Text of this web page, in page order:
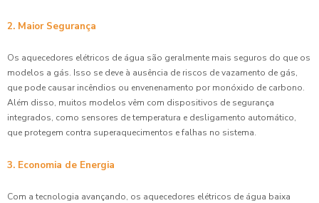
2. Maior Segurança
Os aquecedores elétricos de água são geralmente mais seguros do que os
modelos a gás. Isso se deve à ausência de riscos de vazamento de gás,
que pode causar incêndios ou envenenamento por monóxido de carbono.
Além disso, muitos modelos vêm com dispositivos de segurança
integrados, como sensores de temperatura e desligamento automático,
que protegem contra superaquecimentos e falhas no sistema.
3. Economia de Energia
Com a tecnologia avançando, os aquecedores elétricos de água baixa